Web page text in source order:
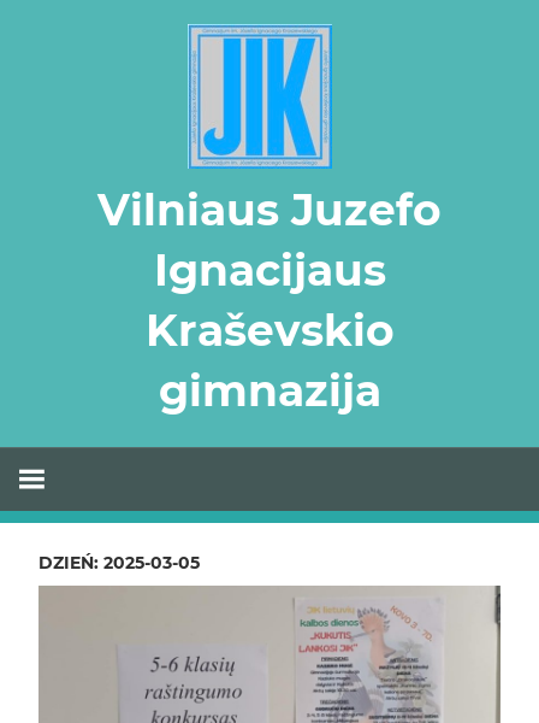
Vilniaus Juzefo
Ignacijaus
Kraševskio
gimnazija
DZIEŃ: 2025-03-05